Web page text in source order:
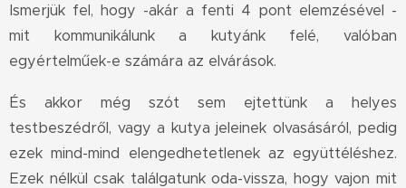
Ismerjük fel, hogy -akár a fenti 4 pont elemzésével -
mit kommunikálunk a kutyánk felé, valóban
egyértelműek-e számára az elvárások.
És akkor még szót sem ejtettünk a helyes
testbeszédről, vagy a kutya jeleinek olvasásáról, pedig
ezek mind-mind elengedhetetlenek az együttéléshez.
Ezek nélkül csak találgatunk oda-vissza, hogy vajon mit